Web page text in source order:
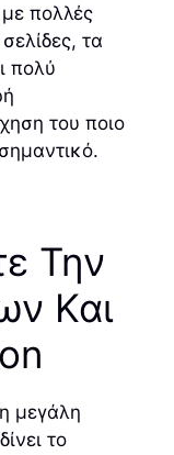
με πολλές
τα
πολύ
του ποιο
Την
Και
μεγάλη
το